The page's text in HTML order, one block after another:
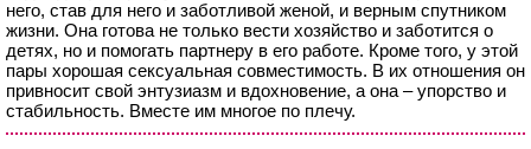
него, став для него и заботливой женой, и верным спутником
жизни. Она готова не только вести хозяйство и заботится о
детях, но и помогать партнеру в его работе. Кроме того, у этой
пары хорошая сексуальная совместимость. В их отношения он
привносит свой энтузиазм и вдохновение, а она – упорство и
стабильность. Вместе им многое по плечу.